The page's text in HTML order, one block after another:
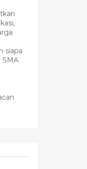
siapa
SMA